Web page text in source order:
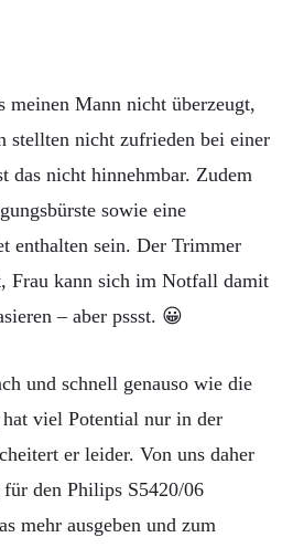
meinen Mann nicht überzeugt,
stellten nicht zufrieden bei einer
das nicht hinnehmbar. Zudem
sowie eine
enthalten sein. Der Trimmer
Frau kann sich im Notfall damit
– aber pssst. 😀
und schnell genauso wie die
hat viel Potential nur in der
er leider. Von uns daher
den Philips S5420/06
mehr ausgeben und zum